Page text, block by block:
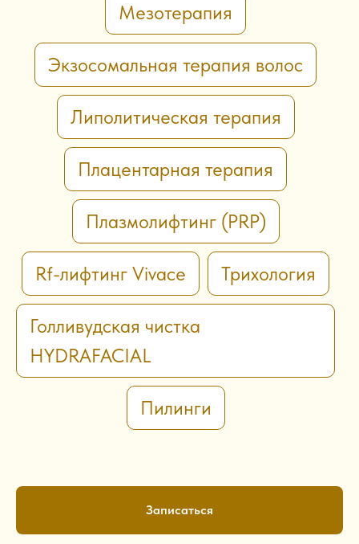
Мезотерапия
Экзосомальная терапия волос
Липолитическая терапия
Плацентарная терапия
Плазмолифтинг (PRP)
Rf-лифтинг Vivace Трихология
Голливудская чистка
HYDRAFACIAL
Пилинги
Записаться